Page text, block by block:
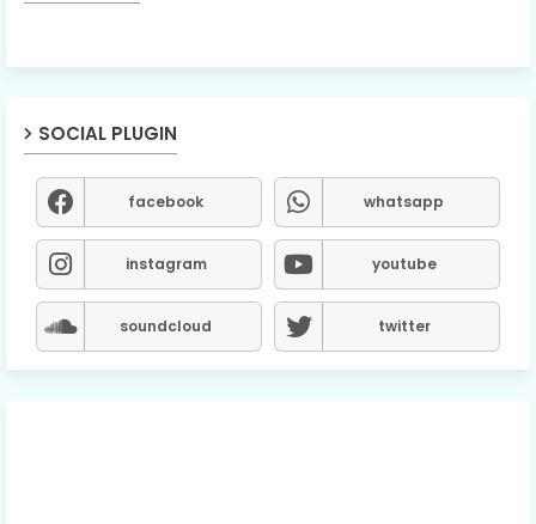
SOCIAL PLUGIN
facebook whatsapp
instagram youtube
soundcloud twitter